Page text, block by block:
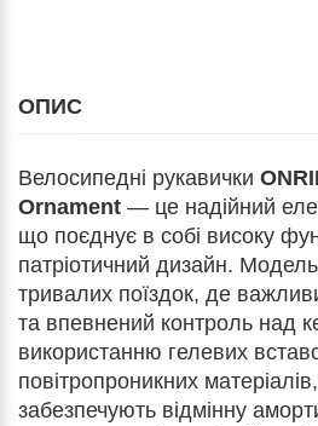
ОПИС
Велосипедні рукавички
Ornament — це надійний
що поєднує в собі високу
патріотичний дизайн.
тривалих поїздок, де
та впевнений контроль над
використанню гелевих
повітропроникних
забезпечують відмінну